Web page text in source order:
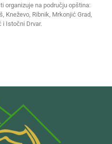
organizuje na području opština:
Kneževo, Ribnik, Mrkonjić Grad,
i Istočni Drvar.